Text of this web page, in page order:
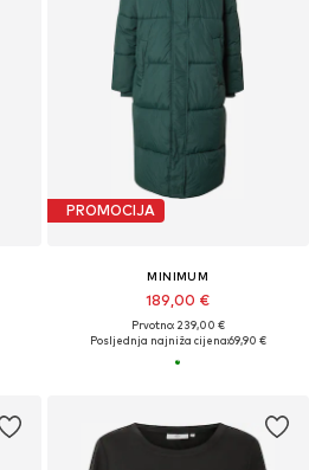
PROMOCIJA
MINIMUM
189,00 €
Prvotno: 239,00 €
Posljednja najniža cijena:69,90 €